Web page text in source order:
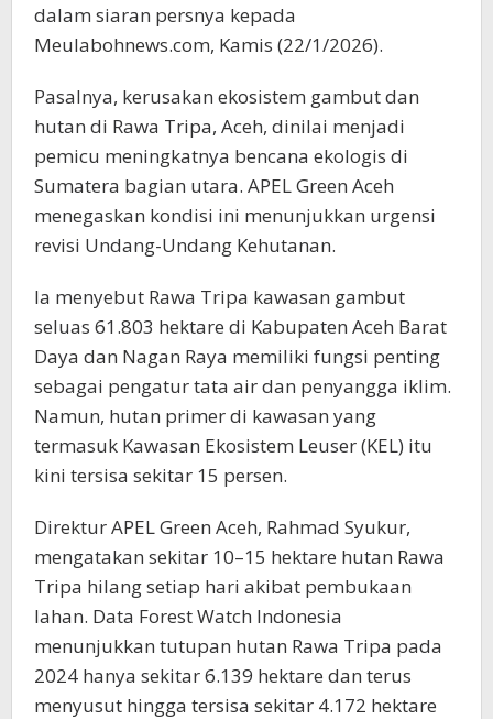
dalam siaran persnya kepada
Meulabohnews.com, Kamis (22/1/2026).
Pasalnya, kerusakan ekosistem gambut dan
hutan di Rawa Tripa, Aceh, dinilai menjadi
pemicu meningkatnya bencana ekologis di
Sumatera bagian utara. APEL Green Aceh
menegaskan kondisi ini menunjukkan urgensi
revisi Undang-Undang Kehutanan.
Ia menyebut Rawa Tripa kawasan gambut
seluas 61.803 hektare di Kabupaten Aceh Barat
Daya dan Nagan Raya memiliki fungsi penting
sebagai pengatur tata air dan penyangga iklim.
Namun, hutan primer di kawasan yang
termasuk Kawasan Ekosistem Leuser (KEL) itu
kini tersisa sekitar 15 persen.
Direktur APEL Green Aceh, Rahmad Syukur,
mengatakan sekitar 10–15 hektare hutan Rawa
Tripa hilang setiap hari akibat pembukaan
lahan. Data Forest Watch Indonesia
menunjukkan tutupan hutan Rawa Tripa pada
2024 hanya sekitar 6.139 hektare dan terus
menyusut hingga tersisa sekitar 4.172 hektare